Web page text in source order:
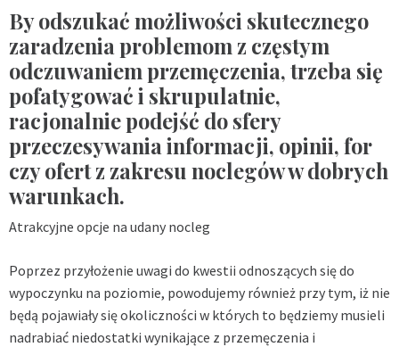
By odszukać możliwości skutecznego
zaradzenia problemom z częstym
odczuwaniem przemęczenia, trzeba się
pofatygować i skrupulatnie,
racjonalnie podejść do sfery
przeczesywania informacji, opinii, for
czy ofert z zakresu noclegów w dobrych
warunkach.
Atrakcyjne opcje na udany nocleg
Poprzez przyłożenie uwagi do kwestii odnoszących się do
wypoczynku na poziomie, powodujemy również przy tym, iż nie
będą pojawiały się okoliczności w których to będziemy musieli
nadrabiać niedostatki wynikające z przemęczenia i